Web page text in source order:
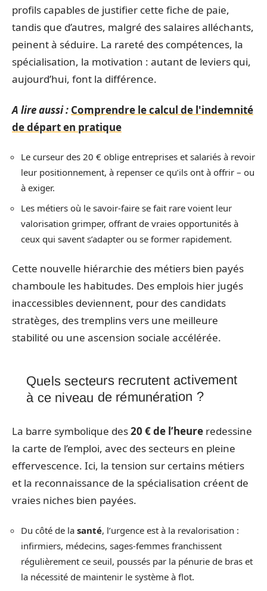
profils capables de justifier cette fiche de paie,
tandis que d’autres, malgré des salaires alléchants,
peinent à séduire. La rareté des compétences, la
spécialisation, la motivation : autant de leviers qui,
aujourd’hui, font la différence.
A lire aussi : Comprendre le calcul de l'indemnité
de départ en pratique
Le curseur des 20 € oblige entreprises et salariés à revoir
leur positionnement, à repenser ce qu’ils ont à offrir – ou
à exiger.
Les métiers où le savoir-faire se fait rare voient leur
valorisation grimper, offrant de vraies opportunités à
ceux qui savent s’adapter ou se former rapidement.
Cette nouvelle hiérarchie des métiers bien payés
chamboule les habitudes. Des emplois hier jugés
inaccessibles deviennent, pour des candidats
stratèges, des tremplins vers une meilleure
stabilité ou une ascension sociale accélérée.
Quels secteurs recrutent activement
à ce niveau de rémunération ?
La barre symbolique des20 € de l’heure redessine
la carte de l’emploi, avec des secteurs en pleine
effervescence. Ici, la tension sur certains métiers
et la reconnaissance de la spécialisation créent de
vraies niches bien payées.
Du côté de la santé, l’urgence est à la revalorisation :
infirmiers, médecins, sages-femmes franchissent
régulièrement ce seuil, poussés par la pénurie de bras et
la nécessité de maintenir le système à flot.